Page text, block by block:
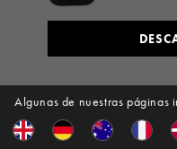
Algunas de nuestras páginas